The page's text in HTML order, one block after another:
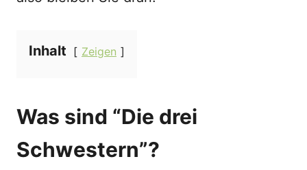
Inhalt Zeigen
Was sind “Die drei
Schwestern”?